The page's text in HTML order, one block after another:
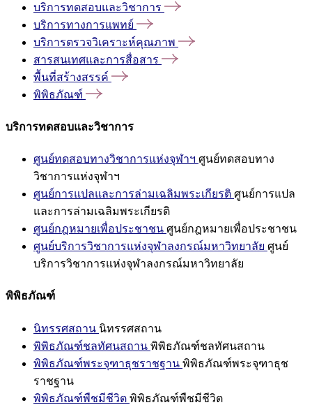
บริการทดสอบและวิชาการ
บริการทางการแพทย์
บริการตรวจวิเคราะห์คุณภาพ
สารสนเทศและการสื่อสาร
พื้นที่สร้างสรรค์
พิพิธภัณฑ์
บริการทดสอบและวิชาการ
ศูนย์ทดสอบทางวิชาการแห่งจุฬาฯ ศูนย์ทดสอบทาง
วิชาการแห่งจุฬาฯ
ศูนย์การแปลและการล่ามเฉลิมพระเกียรติ ศูนย์การแปล
และการล่ามเฉลิมพระเกียรติ
ศูนย์กฎหมายเพื่อประชาชน ศูนย์กฎหมายเพื่อประชาชน
ศูนย์บริการวิชาการแห่งจุฬาลงกรณ์มหาวิทยาลัย ศูนย์
บริการวิชาการแห่งจุฬาลงกรณ์มหาวิทยาลัย
พิพิธภัณฑ์
นิทรรศสถาน นิทรรศสถาน
พิพิธภัณฑ์ชลทัศนสถาน พิพิธภัณฑ์ชลทัศนสถาน
พิพิธภัณฑ์พระจุฑาธุชราชฐาน พิพิธภัณฑ์พระจุฑาธุช
ราชฐาน
พิพิธภัณฑ์พืชมีชีวิต พิพิธภัณฑ์พืชมีชีวิต